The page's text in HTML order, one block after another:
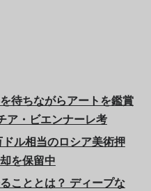
待ちながらアートを鑑賞
ア・ビエンナーレ考
ル相当のロシア美術押
を保留中
こととは？ ディープな